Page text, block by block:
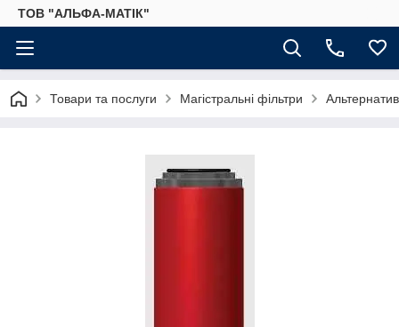
ТОВ "АЛЬФА-МАТІК"
Товари та послуги Магістральні фільтри